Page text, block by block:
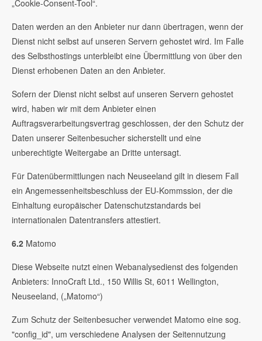
„Cookie-Consent-Tool“.
Daten werden an den Anbieter nur dann übertragen, wenn der
Dienst nicht selbst auf unseren Servern gehostet wird. Im Falle
des Selbsthostings unterbleibt eine Übermittlung von über den
Dienst erhobenen Daten an den Anbieter.
Sofern der Dienst nicht selbst auf unseren Servern gehostet
wird, haben wir mit dem Anbieter einen
Auftragsverarbeitungsvertrag geschlossen, der den Schutz der
Daten unserer Seitenbesucher sicherstellt und eine
unberechtigte Weitergabe an Dritte untersagt.
Für Datenübermittlungen nach Neuseeland gilt in diesem Fall
ein Angemessenheitsbeschluss der EU-Kommssion, der die
Einhaltung europäischer Datenschutzstandards bei
internationalen Datentransfers attestiert.
6.2 Matomo
Diese Webseite nutzt einen Webanalysedienst des folgenden
Anbieters: InnoCraft Ltd., 150 Willis St, 6011 Wellington,
Neuseeland, („Matomo“)
Zum Schutz der Seitenbesucher verwendet Matomo eine sog.
"config_id", um verschiedene Analysen der Seitennutzung